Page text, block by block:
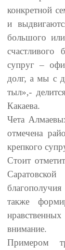
конкретной
и
большого
счастливого
супруг –
долг, а мы с
тыл»,-
Какаева.
Чета
отмечена
крепкого
Стоит
также
внимание.
Примером